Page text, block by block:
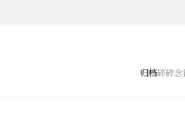
归档碎碎念